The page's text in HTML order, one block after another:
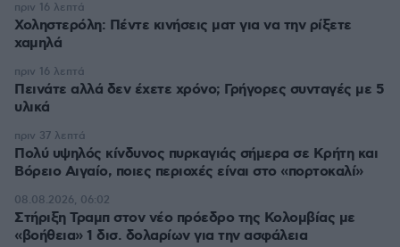
Χοληστερόλη: Πέντε κινήσεις ματ για να την ρίξετε
χαμηλά
πριν 16 λεπτά
Πεινάτε αλλά δεν έχετε χρόνο; Γρήγορες συνταγές με 5
υλικά
πριν 16 λεπτά
Πολύ υψηλός κίνδυνος πυρκαγιάς σήμερα σε Κρήτη και
Βόρειο Αιγαίο, ποιες περιοχές είναι στο «πορτοκαλί»
πριν 37 λεπτά
Στήριξη Τραμπ στον νέο πρόεδρο της Κολομβίας με
«βοήθεια» 1 δισ. δολαρίων για την ασφάλεια
08.08.2026, 06:02